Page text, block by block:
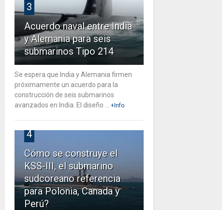
3
Acuerdo naval entre India
y Alemania para seis
submarinos Tipo 214
Se espera que India y Alemania firmen
próximamente un acuerdo para la
construcción de seis submarinos
avanzados en India. El diseño ...
+Info
4
Cómo se construye el
KSS-III, el submarino
sudcoreano referencia
para Polonia, Canada y
Perú?